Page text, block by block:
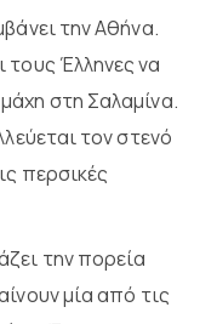
την Αθήνα.
τους Έλληνες να
στη Σαλαμίνα.
τον στενό
περσικές
την πορεία
μία από τις